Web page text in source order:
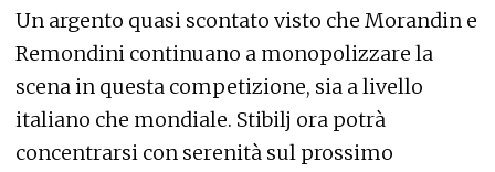
Un argento quasi scontato visto che Morandin e
Remondini continuano a monopolizzare la
scena in questa competizione, sia a livello
italiano che mondiale. Stibilj ora potrà
concentrarsi con serenità sul prossimo